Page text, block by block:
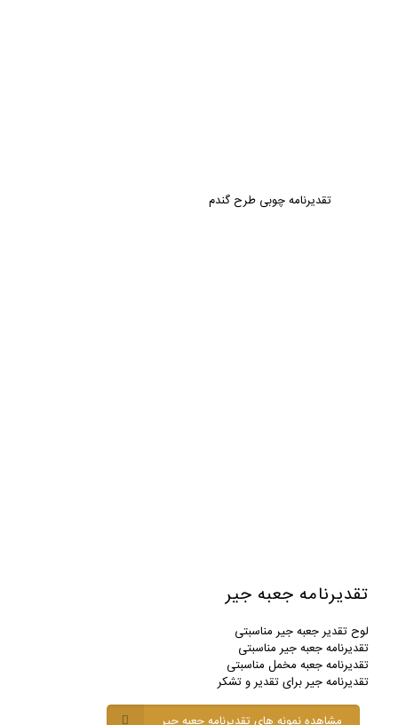
تقدیرنامه چوبی طرح گندم
تقدیرنامه جعبه جیر
لوح تقدیر جعبه جیر مناسبتی
تقدیرنامه جعبه جیر مناسبتی
تقدیرنامه جعبه مخمل مناسبتی
تقدیرنامه جیر برای تقدیر و تشکر